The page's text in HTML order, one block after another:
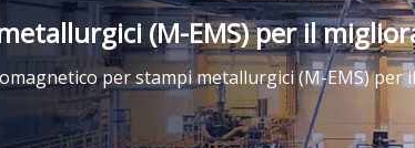
(M-EMS) per il
per stampi metallurgici (M-EMS) per